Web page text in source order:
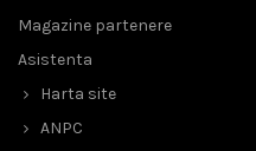
Magazine partenere
Asistenta
Harta site
ANPC